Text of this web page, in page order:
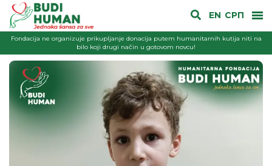
EN СРП
Fondacija ne organizuje prikupljanje donacija putem humanitarnih kutija niti na
bilo koji drugi način u gotovom novcu!